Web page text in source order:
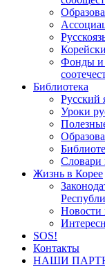
Фонды и
Библиотека
Русский
Уроки
Словари
Жизнь в Корее
Новости
SOS!
Контакты
НАШИ